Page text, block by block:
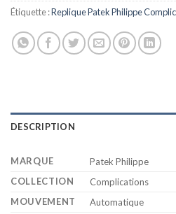
Étiquette :Replique Patek Philippe
DESCRIPTION
MARQUE
Patek Philippe
COLLECTION
Complications
MOUVEMENT
Automatique